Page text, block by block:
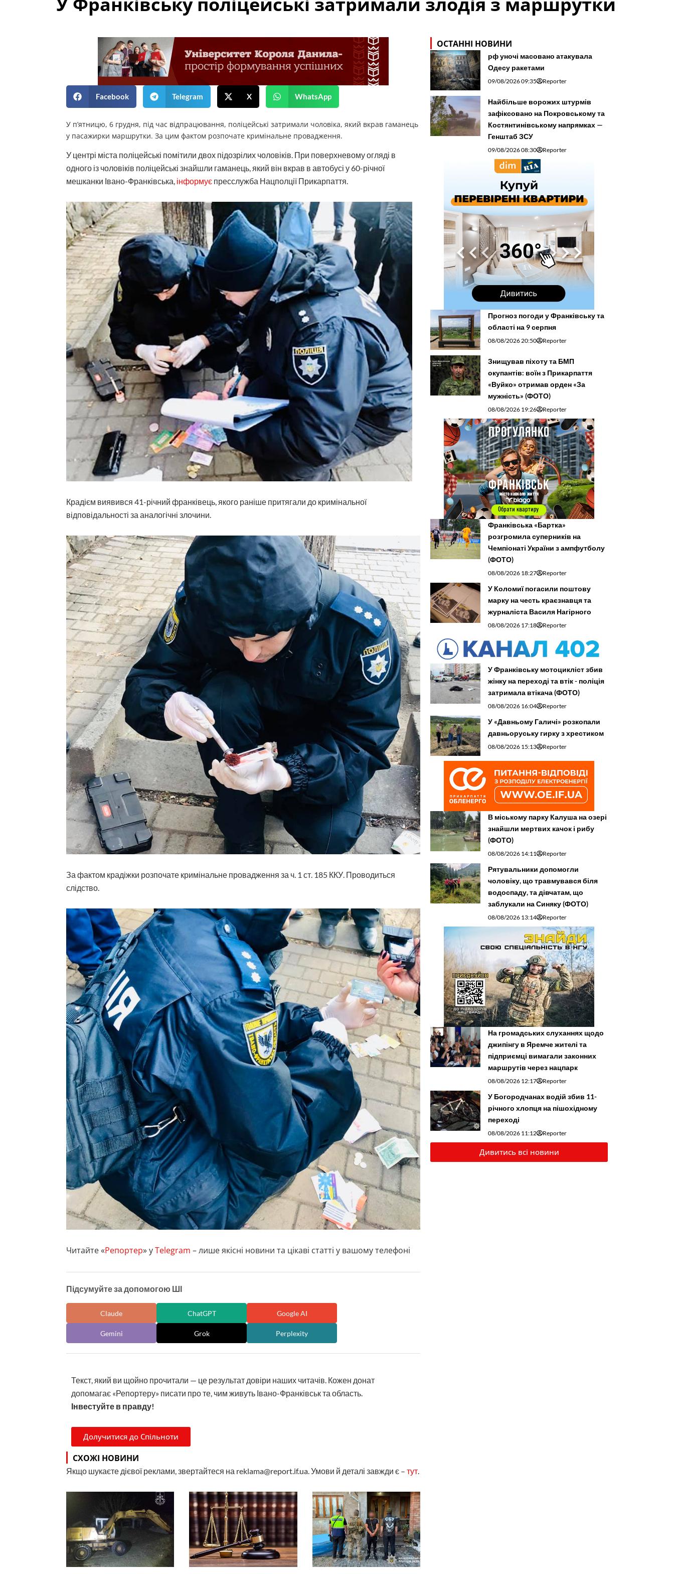
Facebook Telegram X WhatsApp
У п’ятницю, 6 грудня, під час відпрацювання, поліцейські затримали чоловіка, який вкрав гаманець
у пасажирки маршрутки. За цим фактом розпочате кримінальне провадження.
У центрі міста поліцейські помітили двох підозрілих чоловіків. При поверхневому огляді в
одного із чоловіків поліцейські знайшли гаманець, який він вкрав в автобусі у 60-річної
мешканки Івано-Франківська, інформує пресслужба Нацполції Прикарпаття.
Крадієм виявився 41-річний франківець, якого раніше притягали до кримінальної
відповідальності за аналогічні злочини.
За фактом крадіжки розпочате кримінальне провадження за ч. 1 ст. 185 ККУ. Проводиться
слідство.
Читайте «Репортер» уTelegram – лише якісні новини та цікаві статті у вашому телефоні
Підсумуйте за допомогою ШІ
Claude ChatGPT Google AI
Gemini Grok Perplexity
Текст, який ви щойно прочитали — це результат довіри наших читачів. Кожен донат
допомагає «Репортеру» писати про те, чим живуть Івано-Франківськ та область.
Інвестуйте в правду!
Долучитися до Спільноти
СХОЖІ НОВИНИ
Якщо шукаєте дієвої реклами, звертайтеся на reklama@report.if.ua. Умови й деталі завжди є – тут.
ОСТАННІ НОВИНИ
рф уночі масовано атакувала
Одесу ракетами
09/08/2026 09:35 Reporter
Найбільше ворожих штурмів
зафіксовано на Покровському та
Костянтинівському напрямках —
Генштаб ЗСУ
09/08/2026 08:30 Reporter
Прогноз погоди у Франківську та
області на 9 серпня
08/08/2026 20:50 Reporter
Знищував піхоту та БМП
окупантів: воїн з Прикарпаття
«Вуйко» отримав орден «За
мужність» (ФОТО)
08/08/2026 19:26 Reporter
Франківська «Бартка»
розгромила суперників на
Чемпіонаті України з ампфутболу
(ФОТО)
08/08/2026 18:27 Reporter
У Коломиї погасили поштову
марку на честь краєзнавця та
журналіста Василя Нагірного
08/08/2026 17:18 Reporter
У Франківську мотоцикліст збив
жінку на переході та втік - поліція
затримала втікача (ФОТО)
08/08/2026 16:04 Reporter
У «Давньому Галичі» розкопали
давньоруську гирку з хрестиком
08/08/2026 15:13 Reporter
В міському парку Калуша на озері
знайшли мертвих качок і рибу
(ФОТО)
08/08/2026 14:11 Reporter
Рятувальники допомогли
чоловіку, що травмувався біля
водоспаду, та дівчатам, що
заблукали на Синяку (ФОТО)
08/08/2026 13:14 Reporter
На громадських слуханнях щодо
джипінгу в Яремче житeлі та
підприємці вимагали законних
маршрутів через нацпарк
08/08/2026 12:17 Reporter
У Богородчанах водій збив 11-
річного хлопця на пішохідному
переході
08/08/2026 11:12 Reporter
Дивитись всі новини